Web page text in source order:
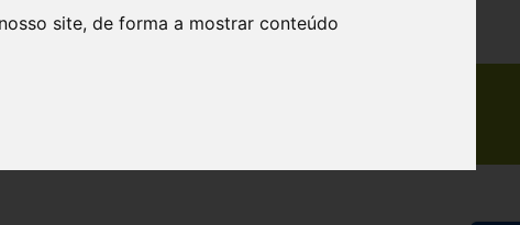
site, de forma a mostrar conteúdo